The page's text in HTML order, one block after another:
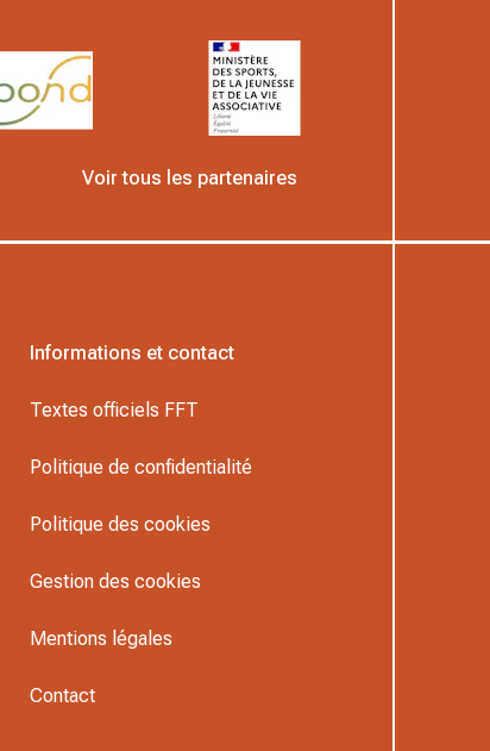
Voir tous les partenaires
Informations et contact
Textes officiels FFT
Politique de confidentialité
Politique des cookies
Gestion des cookies
Mentions légales
Contact